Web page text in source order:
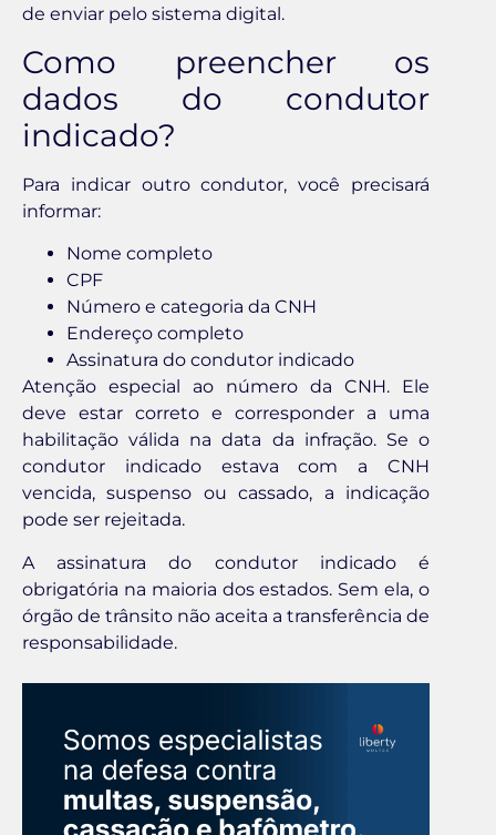
de enviar pelo sistema digital.
Como preencher os
dados do condutor
indicado?
Para indicar outro condutor, você precisará
informar:
Nome completo
CPF
Número e categoria da CNH
Endereço completo
Assinatura do condutor indicado
Atenção especial ao número da CNH. Ele
deve estar correto e corresponder a uma
habilitação válida na data da infração. Se o
condutor indicado estava com a CNH
vencida, suspenso ou cassado, a indicação
pode ser rejeitada.
A assinatura do condutor indicado é
obrigatória na maioria dos estados. Sem ela, o
órgão de trânsito não aceita a transferência de
responsabilidade.